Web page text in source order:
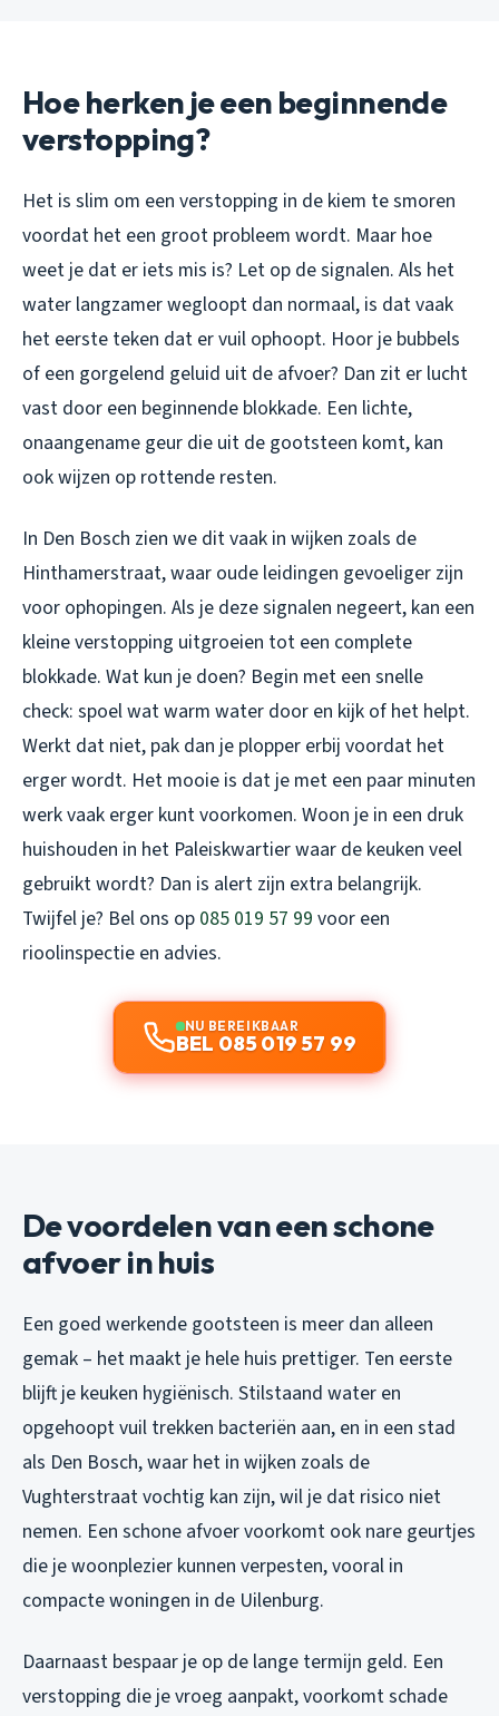
Hoe herken je een beginnende
verstopping?
Het is slim om een verstopping in de kiem te smoren
voordat het een groot probleem wordt. Maar hoe
weet je dat er iets mis is? Let op de signalen. Als het
water langzamer wegloopt dan normaal, is dat vaak
het eerste teken dat er vuil ophoopt. Hoor je bubbels
of een gorgelend geluid uit de afvoer? Dan zit er lucht
vast door een beginnende blokkade. Een lichte,
onaangename geur die uit de gootsteen komt, kan
ook wijzen op rottende resten.
In Den Bosch zien we dit vaak in wijken zoals de
Hinthamerstraat, waar oude leidingen gevoeliger zijn
voor ophopingen. Als je deze signalen negeert, kan een
kleine verstopping uitgroeien tot een complete
blokkade. Wat kun je doen? Begin met een snelle
check: spoel wat warm water door en kijk of het helpt.
Werkt dat niet, pak dan je plopper erbij voordat het
erger wordt. Het mooie is dat je met een paar minuten
werk vaak erger kunt voorkomen. Woon je in een druk
huishouden in het Paleiskwartier waar de keuken veel
gebruikt wordt? Dan is alert zijn extra belangrijk.
Twijfel je? Bel ons op 085 019 57 99 voor een
rioolinspectie en advies.
NU BEREIKBAAR
BEL 085 019 57 99
De voordelen van een schone
afvoer in huis
Een goed werkende gootsteen is meer dan alleen
gemak – het maakt je hele huis prettiger. Ten eerste
blijft je keuken hygiënisch. Stilstaand water en
opgehoopt vuil trekken bacteriën aan, en in een stad
als Den Bosch, waar het in wijken zoals de
Vughterstraat vochtig kan zijn, wil je dat risico niet
nemen. Een schone afvoer voorkomt ook nare geurtjes
die je woonplezier kunnen verpesten, vooral in
compacte woningen in de Uilenburg.
Daarnaast bespaar je op de lange termijn geld. Een
verstopping die je vroeg aanpakt, voorkomt schade